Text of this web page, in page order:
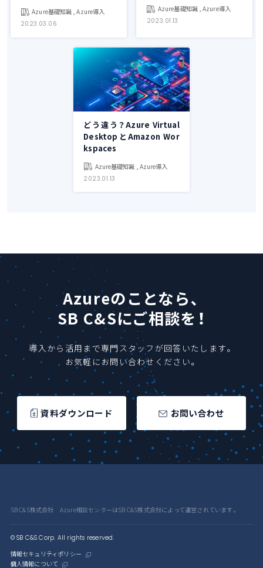
Azure基礎知識 , Azure導入
2023.03.06
Azure基礎知識 , Azure導入
2023.01.13
どう違う？Azure Virtual
DesktopとAmazon Wor
kspaces
Azure基礎知識 , Azure導入
2023.01.13
Azureのことなら、
SB C&Sにご相談を！
導入から活用まで専門スタッフが回答いたします。
お気軽にお問い合わせください。
資料ダウンロード お問い合わせ
SB C&S株式会社 Azure相談センターはSB C&S株式会社によって運営されています。
© SB C&S Corp. All rights reserved.
情報セキュリティポリシー
個人情報について